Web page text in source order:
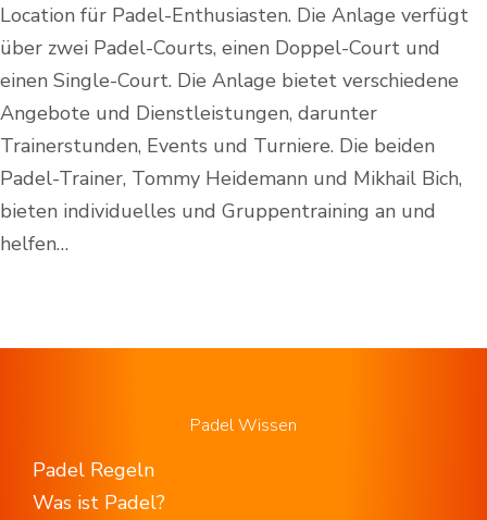
Location für Padel-Enthusiasten. Die Anlage verfügt
über zwei Padel-Courts, einen Doppel-Court und
einen Single-Court. Die Anlage bietet verschiedene
Angebote und Dienstleistungen, darunter
Trainerstunden, Events und Turniere. Die beiden
Padel-Trainer, Tommy Heidemann und Mikhail Bich,
bieten individuelles und Gruppentraining an und
helfen…
Padel Wissen
Padel Regeln
Was ist Padel?